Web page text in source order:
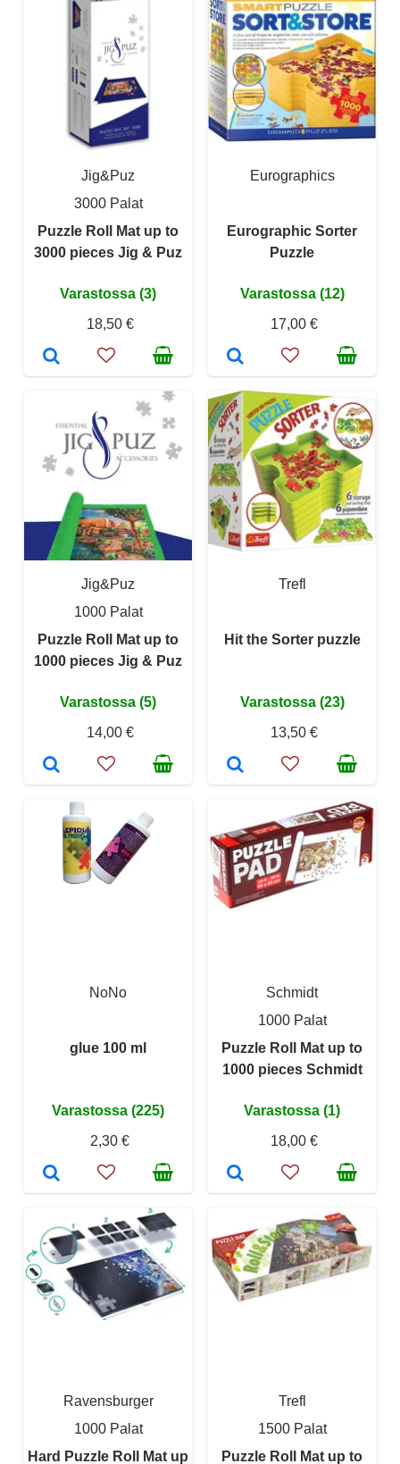
Jig&Puz
3000 Palat
Puzzle Roll Mat up to
3000 pieces Jig & Puz
Varastossa (3)
18,50 €
Eurographics
Eurographic Sorter
Puzzle
Varastossa (12)
17,00 €
Jig&Puz
1000 Palat
Puzzle Roll Mat up to
1000 pieces Jig & Puz
Varastossa (5)
14,00 €
Trefl
Hit the Sorter puzzle
Varastossa (23)
13,50 €
NoNo
glue 100 ml
Varastossa (225)
2,30 €
Schmidt
1000 Palat
Puzzle Roll Mat up to
1000 pieces Schmidt
Varastossa (1)
18,00 €
Ravensburger
1000 Palat
Hard Puzzle Roll Mat up
Trefl
1500 Palat
Puzzle Roll Mat up to